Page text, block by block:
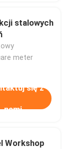
stalowych
meter
się z
nami
Workshop